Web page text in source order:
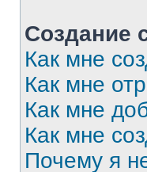
Создание
Как мне
Как мне
Как мне
Как мне
Почему я